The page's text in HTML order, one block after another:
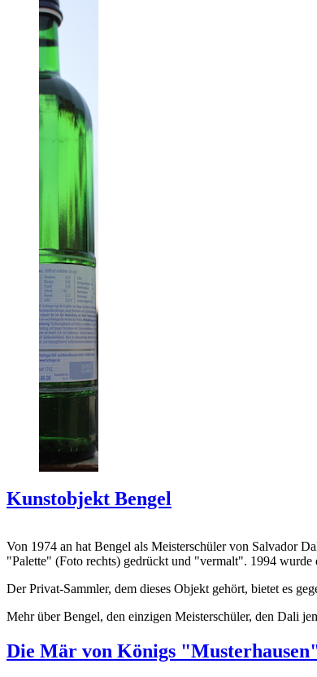
Kunstobjekt Bengel
Von 1974 an hat Bengel als Meisterschüler von Salvador
"Palette" (Foto rechts) gedrückt und "vermalt". 1994
Der Privat-Sammler, dem dieses Objekt gehört, bietet es
Mehr über Bengel, den einzigen Meisterschüler, den Dali
Die Mär von Königs